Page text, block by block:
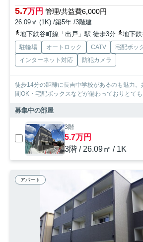
5.7万円 管理/共益費6,000円
26.09㎡ (1K) /築5年 /3階建
地下鉄谷町線「出戸」駅 徒歩3分
地下鉄谷
駐輪場 オートロック CATV
宅配ボッ
インターネット対応
防犯カメラ
徒歩14分の距離に長吉中学校があるのも魅力
間OK・宅配ボックスなどが備わっておりとて
募集中の部屋
3階
5.7万円
3階 / 26.09㎡ / 1K
アパート